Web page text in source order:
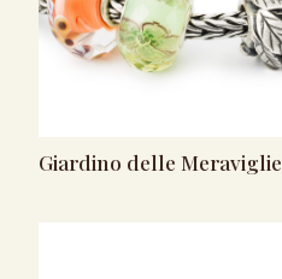
Giardino delle Meraviglie